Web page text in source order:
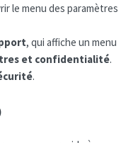
le menu des paramètres
, qui affiche un menu
et confidentialité.
.